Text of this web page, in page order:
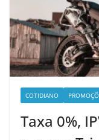
COTIDIANO
Taxa 0%,